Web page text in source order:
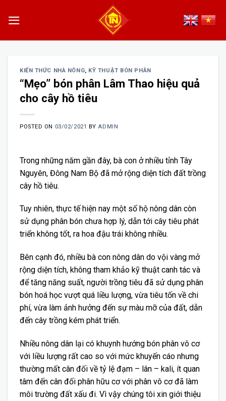
KIẾN THỨC NHÀ NÔNG, KỸ THUẬT BÓN PHÂN
“Mẹo” bón phân Lâm Thao hiệu quả
cho cây hồ tiêu
POSTED ON 03/02/2021 BY ADMIN
Trong những năm gần đây, bà con ở nhiều tỉnh Tây
Nguyên, Đông Nam Bộ đã mở rộng diện tích đất trồng
cây hồ tiêu.
Tuy nhiên, thực tế hiện nay một số hộ nông dân còn
sử dụng phân bón chưa hợp lý, dẫn tới cây tiêu phát
triển không tốt, ra hoa đậu trái không nhiều.
Bên cạnh đó, nhiều bà con nông dân do vội vàng mở
rộng diện tích, không tham khảo kỹ thuật canh tác và
để tăng năng suất, người trồng tiêu đã sử dụng phân
bón hoá học vượt quá liều lượng, vừa tiêu tốn về chi
phí, vừa làm ảnh hưởng đến sự màu mỡ của đất, dẫn
đến cây trồng kém phát triển.
Nhiều nông dân lại có khuynh hướng bón phân vô cơ
với liều lượng rất cao so với mức khuyến cáo nhưng
thường mất cân đối về tỷ lệ đạm – lân – kali, ít quan
tâm đến cân đối phân hữu cơ với phân vô cơ đã làm
môi trường đất xấu đi. Vì vậy chúng tôi xin giới thiệu